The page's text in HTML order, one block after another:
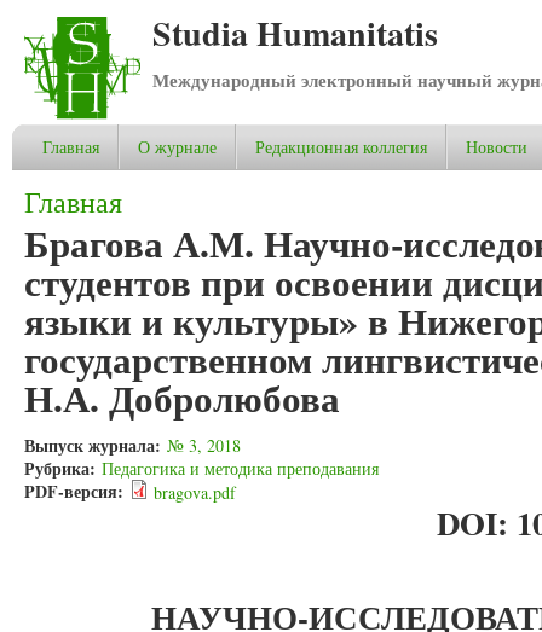
Studia Humanitatis
Международный электронный научный
Главная О журнале Редакционная коллегия Новости
Вы здесь
Главная
Брагова А.М. Научно-
студентов при освоении
языки и культуры» в
государственном
Н.А. Добролюбова
Выпуск журнала: № 3, 2018
Рубрика: Педагогика и методика преподавания
PDF-версия: bragova.pdf
DOI:
НАУЧНО-